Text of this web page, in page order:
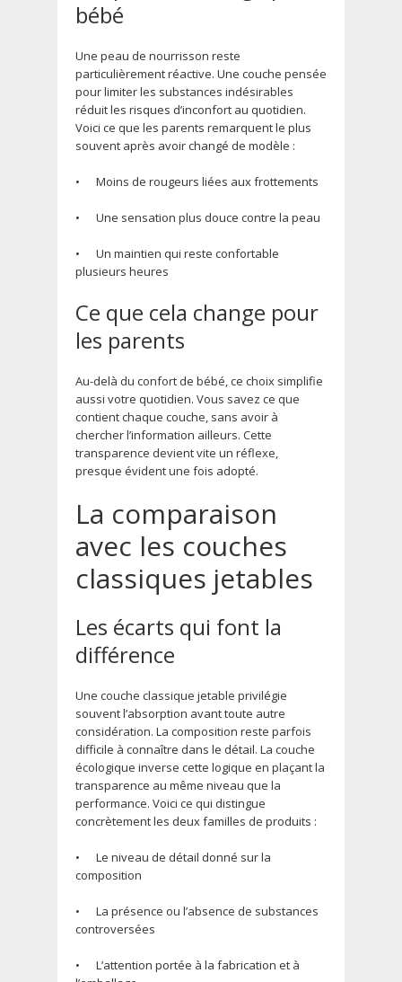
bébé
Une peau de nourrisson reste
particulièrement réactive. Une couche pensée
pour limiter les substances indésirables
réduit les risques d’inconfort au quotidien.
Voici ce que les parents remarquent le plus
souvent après avoir changé de modèle :
• Moins de rougeurs liées aux frottements
• Une sensation plus douce contre la peau
• Un maintien qui reste confortable
plusieurs heures
Ce que cela change pour
les parents
Au-delà du confort de bébé, ce choix simplifie
aussi votre quotidien. Vous savez ce que
contient chaque couche, sans avoir à
chercher l’information ailleurs. Cette
transparence devient vite un réflexe,
presque évident une fois adopté.
La comparaison
avec les couches
classiques jetables
Les écarts qui font la
différence
Une couche classique jetable privilégie
souvent l’absorption avant toute autre
considération. La composition reste parfois
difficile à connaître dans le détail. La couche
écologique inverse cette logique en plaçant la
transparence au même niveau que la
performance. Voici ce qui distingue
concrètement les deux familles de produits :
• Le niveau de détail donné sur la
composition
• La présence ou l’absence de substances
controversées
• L’attention portée à la fabrication et à